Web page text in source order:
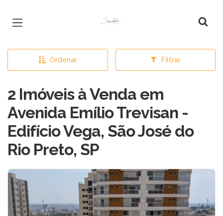
Página inicial
Ordenar Filtrar
2 Imóveis à Venda em
Avenida Emílio Trevisan -
Edifício Vega, São José do
Rio Preto, SP